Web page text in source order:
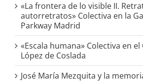
«La frontera de lo visible II.
autorretratos» Colectiva en la
Parkway Madrid
«Escala humana» Colectiva en el
López de Coslada
José María Mezquita y la